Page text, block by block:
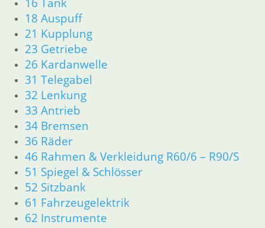
18 Auspuff
21 Kupplung
23 Getriebe
26 Kardanwelle
31 Telegabel
32 Lenkung
33 Antrieb
34 Bremsen
36 Räder
46 Rahmen & Verkleidung R60/6 – R90/S
51 Spiegel & Schlösser
52 Sitzbank
61 Fahrzeugelektrik
62 Instrumente
Dichtungen
Zylinderkopf
12 Motorelektrik
13 Vergaser
16 Tank
18 Auspuff
21 Kupplung
23 Getriebe
26 Kardanwelle
31 Telegabel
32 Lenkung
33 Antrieb
34 Bremsen
36 Räder
46 Rahmen & Verkleidung
51 Spiegel & Schlösser
61 Fahrzeugelektrik